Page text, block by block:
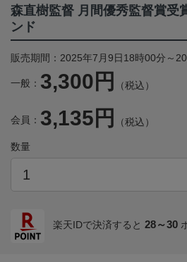
森直樹監督 月間優秀監督賞受
ンド
販売期間：2025年7月9日18時00分～
一般： 3,300円 （税込）
会員： 3,135円 （税込）
数量
楽天IDで決済すると 28～30